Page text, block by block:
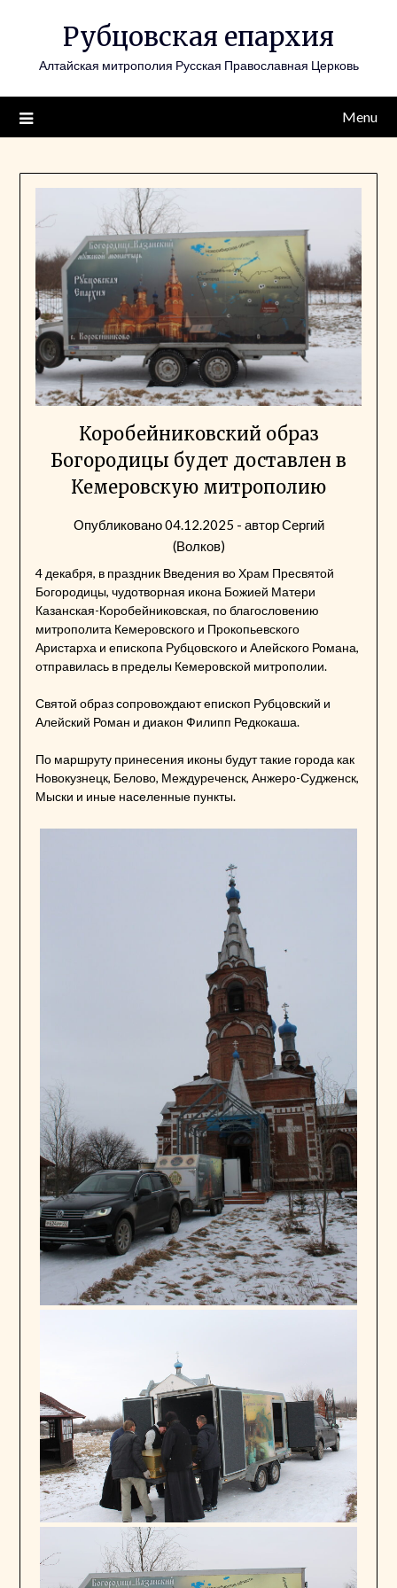
Рубцовская епархия
Алтайская митрополия Русская Православная Церковь
Menu
Коробейниковский образ
Богородицы будет доставлен в
Кемеровскую митрополию
Опубликовано04.12.2025 - авторСергий
(Волков)
4 декабря, в праздник Введения во Храм Пресвятой
Богородицы, чудотворная икона Божией Матери
Казанская-Коробейниковская, по благословению
митрополита Кемеровского и Прокопьевского
Аристарха и епископа Рубцовского и Алейского Романа,
отправилась в пределы Кемеровской митрополии.
Святой образ сопровождают епископ Рубцовский и
Алейский Роман и диакон Филипп Редкокаша.
По маршруту принесения иконы будут такие города как
Новокузнецк, Белово, Междуреченск, Анжеро-Судженск,
Мыски и иные населенные пункты.